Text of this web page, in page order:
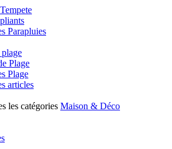
Parapluies
plage
Plage
Plage
articles
les catégories Maison & Déco